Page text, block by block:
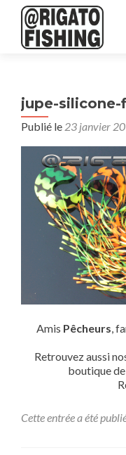
jupe-silicone-
Publié le 23 janvier
Amis Pêcheurs,
Retrouvez aussi
boutique
Cette entrée a été